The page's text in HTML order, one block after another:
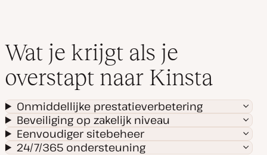
Wat je krijgt als je
overstapt naar Kinsta
Onmiddellijke prestatieverbetering
Beveiliging op zakelijk niveau
Eenvoudiger sitebeheer
24/7/365 ondersteuning